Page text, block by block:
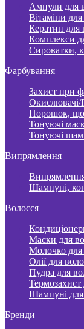
Ампули для
Вітаміни
Кератин для
Комплекси
Сироватки,
Фарбування
Захист при
Окислювачі/
Порошок,
Тонуючі
Тонуючі
Випрямлення
Шампуні,
Волосся
Маски для
Молочко для
Олії для
Пудра для
Термозахист
Шампуні для
Бренди